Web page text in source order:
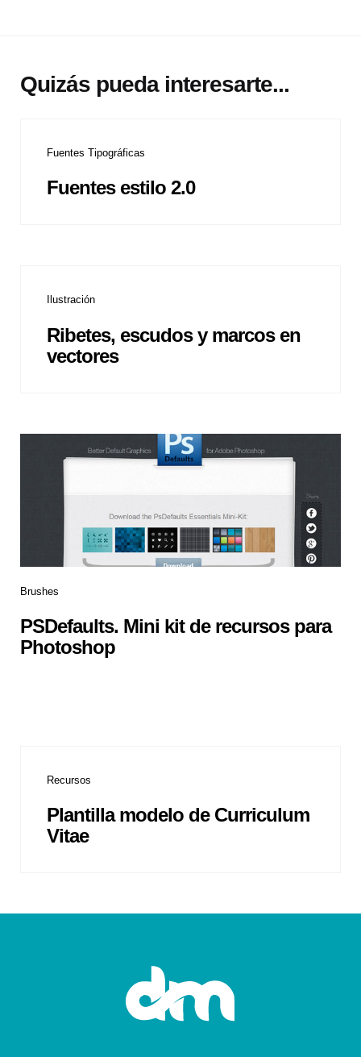
Quizás pueda interesarte...
Fuentes Tipográficas
Fuentes estilo 2.0
Ilustración
Ribetes, escudos y marcos en
vectores
Brushes
PSDefaults. Mini kit de recursos para
Photoshop
Recursos
Plantilla modelo de Curriculum
Vitae